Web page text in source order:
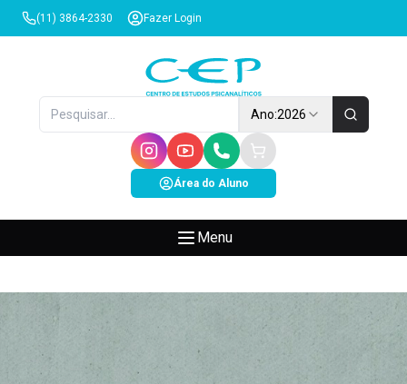
(11) 3864-2330 Fazer Login
Ano:2026
Área do Aluno
Menu